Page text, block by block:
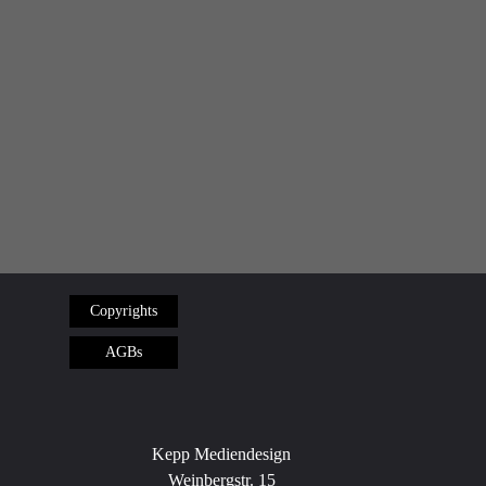
Impressum
DSGVO
Copyrights
AGBs
Kepp Mediendesign
Weinbergstr. 15